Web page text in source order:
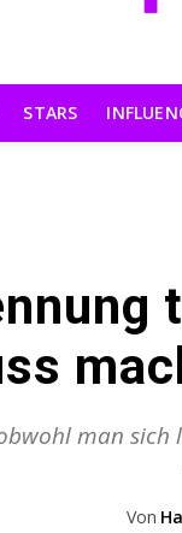
STARS
man sich
Von